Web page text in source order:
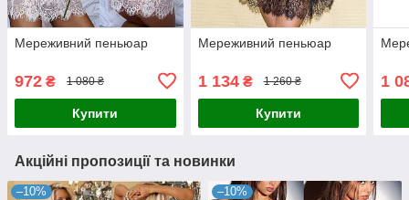
Мереживний пеньюар
972 ₴ 1 080 ₴
Купити
Мереживний пеньюар
1 134₴ 1 260 ₴
Купити
1
Акційні пропозиції та новинки
–10% –10%